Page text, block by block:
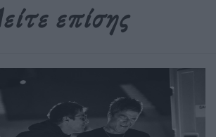
επίσης